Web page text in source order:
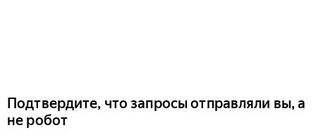
Подтвердите, что запросы отправляли вы, а
не робот